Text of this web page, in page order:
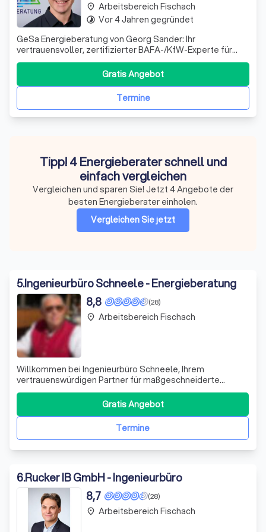
GeSa Energieberatung von Georg Sander: Ihr
vertrauensvoller, zertifizierter BAFA-/KfW-Experte für
nachhaltiges, ökologisch sinnvolles Bauen und Sanieren in
Biberach, Oberschwaben und Baden-Württemberg.
Profitieren Sie von bewährter Kompetenz, unabhängiger
Beratung und maximalen Förderungen – für Ihr
Termine
Gratis Angebot
place Arbeitsbereich Fischach
timelapse Vor 4 Jahren gegründet
Tipp! 4 Energieberater schnell und
einfach vergleichen
Vergleichen und sparen Sie! Jetzt 4 Angebote der
besten Energieberater einholen.
Vergleichen Sie jetzt
5.Ingenieurbüro Schneele - Energieberatung
(28)
8,8
Willkommen bei Ingenieurbüro Schneele, Ihrem
vertrauenswürdigen Partner für maßgeschneiderte
Ingenieurlösungen und Energieberatung. Wir setzen auf
modernste Technologien und umfassendes Fachwissen,
um Ihre Bauprojekte nachhaltig und erfolgreich zu
gestalten. Unser Team aus erfahrenen Ingenieuren und
Termine
Gratis Angebot
place Arbeitsbereich Fischach
6.Rucker IB GmbH - Ingenieurbüro
(28)
8,7
place Arbeitsbereich Fischach